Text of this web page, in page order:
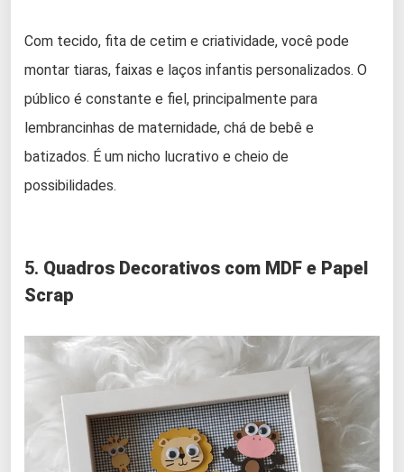
Com tecido, fita de cetim e criatividade, você pode
montar tiaras, faixas e laços infantis personalizados. O
público é constante e fiel, principalmente para
lembrancinhas de maternidade, chá de bebê e
batizados. É um nicho lucrativo e cheio de
possibilidades.
5. Quadros Decorativos com MDF e Papel
Scrap